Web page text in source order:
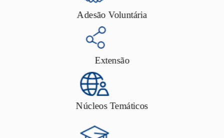
Adesão Voluntária
Extensão
Núcleos Temáticos